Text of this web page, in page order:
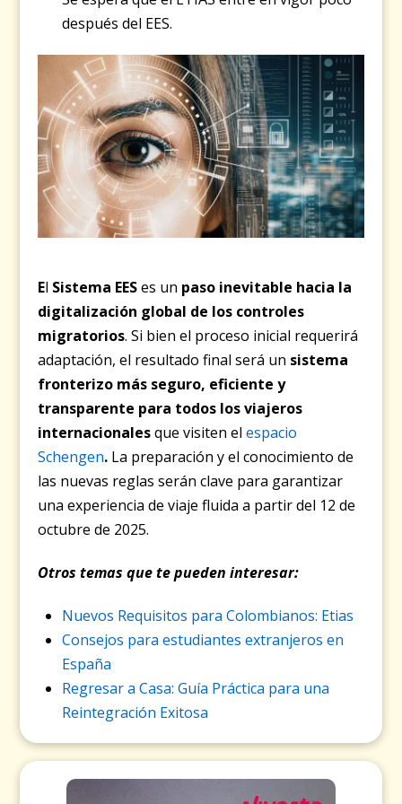
después del EES.
El Sistema EESes un paso inevitable hacia la
digitalización global de los controles
migratorios. Si bien el proceso inicial requerirá
adaptación, el resultado final será un sistema
fronterizo más seguro, eficiente y
transparente para todos los viajeros
internacionalesque visiten elespacio
Schengen. La preparación y el conocimiento de
las nuevas reglas serán clave para garantizar
una experiencia de viaje fluida a partir del 12 de
octubre de 2025.
Otros temas que te pueden interesar:
Nuevos Requisitos para Colombianos: Etias
Consejos para estudiantes extranjeros en
España
Regresar a Casa: Guía Práctica para una
Reintegración Exitosa